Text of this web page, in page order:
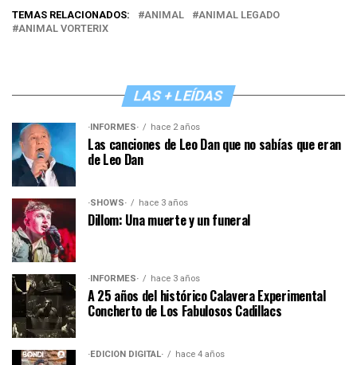
TEMAS RELACIONADOS: ANIMAL
ANIMAL LEGADO
ANIMAL VORTERIX
LAS + LEÍDAS
·INFORMES· hace 2 años
Las canciones de Leo Dan que no sabías que eran
de Leo Dan
·SHOWS· hace 3 años
Dillom: Una muerte y un funeral
·INFORMES· hace 3 años
A 25 años del histórico Calavera Experimental
Concherto de Los Fabulosos Cadillacs
·EDICIÓN DIGITAL· hace 4 años